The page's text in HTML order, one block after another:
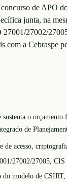
de APO
junta, na
27002/
com a Cebraspe
o
de
de acesso,
27002/27005,
modelo de